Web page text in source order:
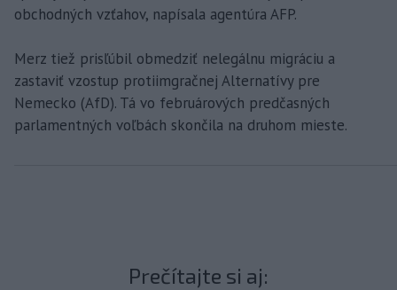
obchodných vzťahov, napísala agentúra AFP.
Merz tiež prisľúbil obmedziť nelegálnu migráciu a
zastaviť vzostup protiimgračnej Alternatívy pre
Nemecko (AfD). Tá vo februárových predčasných
parlamentných voľbách skončila na druhom mieste.
Prečítajte si aj: